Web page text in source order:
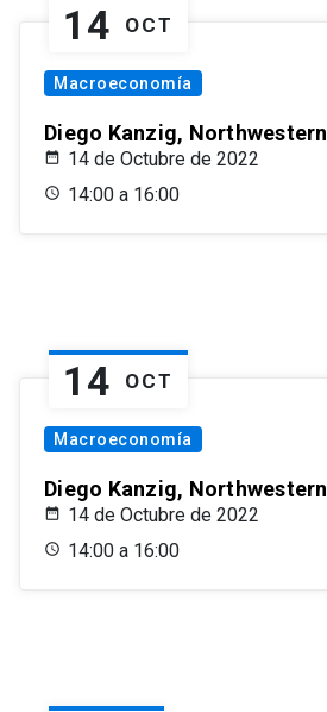
14 OCT
Macroeconomía
Diego Kanzig, Northwestern
14 de Octubre de 2022
14:00 a 16:00
14 OCT
Macroeconomía
Diego Kanzig, Northwestern
14 de Octubre de 2022
14:00 a 16:00